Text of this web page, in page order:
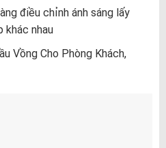
điều chỉnh ánh sáng lấy
nhau
Vồng Cho Phòng Khách,